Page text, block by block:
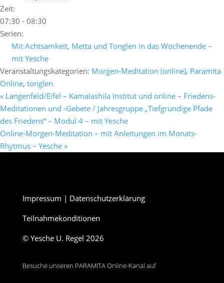
Zeit:
07:30 - 08:30
Serien:
Mit Achtsamkeit, Metta und Tonglen in das Wochenende –
mit Yesche
Veranstaltungskategorien: Morgen-Meditation (online), Paramita
Online, tonglen
« Langenfeld/Eifel – Kamalashila Institut und online – Friedens-
Meditationen und -Gebete / Jahresgruppe „Tiefgründige Pfade
des Friedens“ – Modul 4 – mit Yesche
Online-Morgen-Meditation – mit Anleitungen im Monats-
Rhytmus – Yesche »
Impressum | Datenschutzerklärung
Teilnahmekonditionen
© Yesche U. Regel 2026
Besuche unseren PARAMITA Online-Kanal auf